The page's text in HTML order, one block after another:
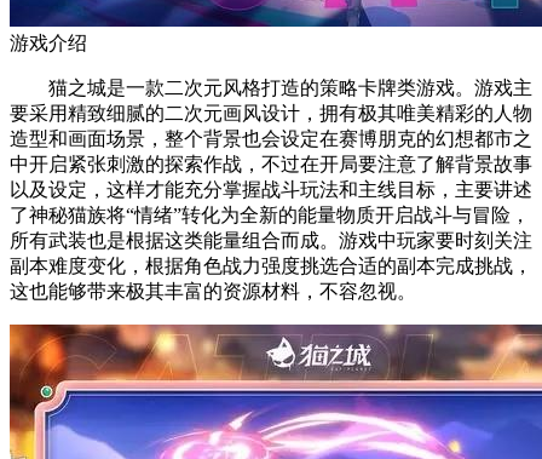
游戏介绍
猫之城是一款二次元风格打造的策略卡牌类游戏。游戏主
要采用精致细腻的二次元画风设计，拥有极其唯美精彩的人物
造型和画面场景，整个背景也会设定在赛博朋克的幻想都市之
中开启紧张刺激的探索作战，不过在开局要注意了解背景故事
以及设定，这样才能充分掌握战斗玩法和主线目标，主要讲述
了神秘猫族将“情绪”转化为全新的能量物质开启战斗与冒险，
所有武装也是根据这类能量组合而成。游戏中玩家要时刻关注
副本难度变化，根据角色战力强度挑选合适的副本完成挑战，
这也能够带来极其丰富的资源材料，不容忽视。